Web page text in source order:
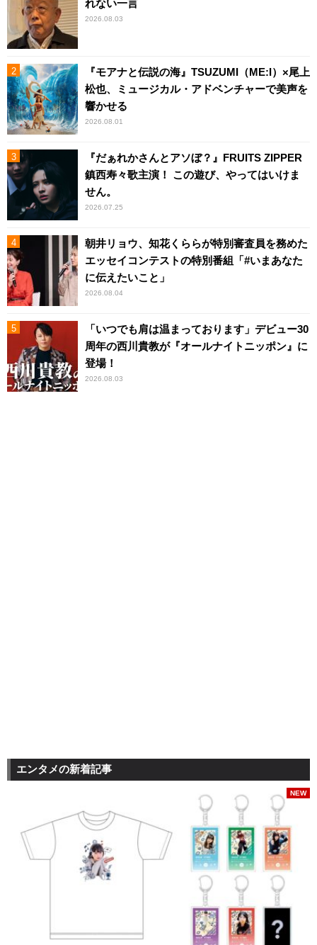
れない一言
2026.08.03
『モアナと伝説の海』TSUZUMI（ME:I）×尾上
松也、ミュージカル・アドベンチャーで美声を
響かせる
2026.08.01
『だぁれかさんとアソぼ？』FRUITS ZIPPER
鎮西寿々歌主演！ この遊び、やってはいけま
せん。
2026.07.25
朝井リョウ、知花くららが特別審査員を務めた
エッセイコンテストの特別番組「#いまあなた
に伝えたいこと」
2026.08.04
「いつでも肩は温まっております」デビュー30
周年の西川貴教が『オールナイトニッポン』に
登場！
2026.08.03
エンタメの新着記事
NEW